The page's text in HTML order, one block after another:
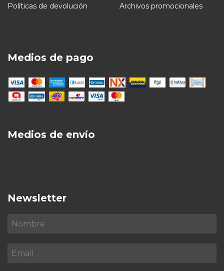
Políticas de devolución Archivos promocionales
Medios de pago
Medios de envío
Newsletter